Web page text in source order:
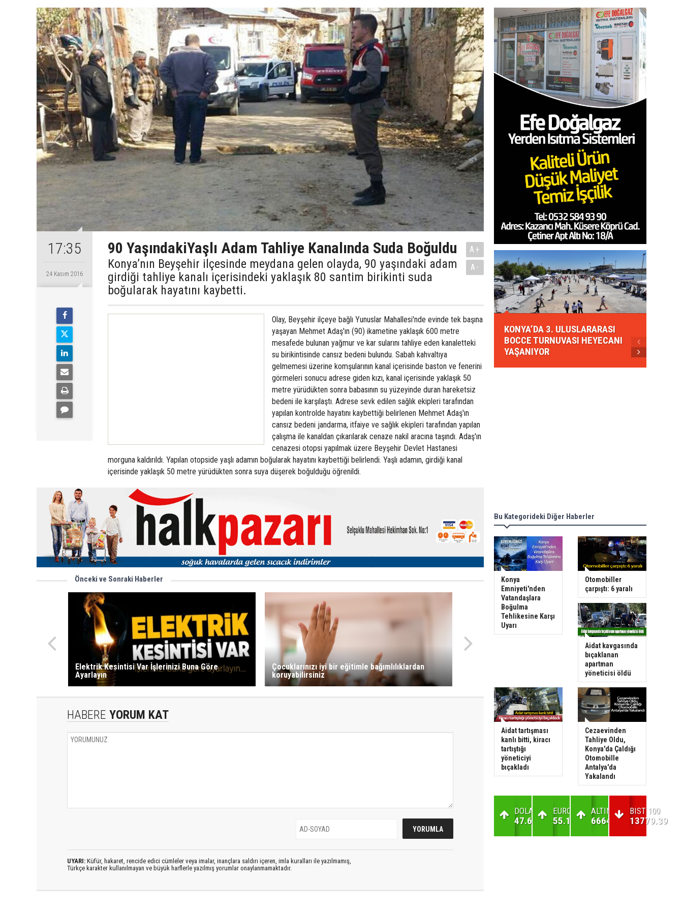
17:35
24 Kasım 2016
90 YaşındakiYaşlı Adam Tahliye Kanalında Suda Boğuldu
Konya’nın Beyşehir ilçesinde meydana gelen olayda, 90 yaşındaki adam
girdiği tahliye kanalı içerisindeki yaklaşık 80 santim birikinti suda
boğularak hayatını kaybetti.
A+
A-
Olay, Beyşehir ilçeye bağlı Yunuslar Mahallesi'nde evinde tek başına
yaşayan Mehmet Adaş'ın (90) ikametine yaklaşık 600 metre
mesafede bulunan yağmur ve kar sularını tahliye eden kanaletteki
su birikintisinde cansız bedeni bulundu. Sabah kahvaltıya
gelmemesi üzerine komşularının kanal içerisinde baston ve fenerini
görmeleri sonucu adrese giden kızı, kanal içerisinde yaklaşık 50
metre yürüdükten sonra babasının su yüzeyinde duran hareketsiz
bedeni ile karşılaştı. Adrese sevk edilen sağlık ekipleri tarafından
yapılan kontrolde hayatını kaybettiği belirlenen Mehmet Adaş'ın
cansız bedeni jandarma, itfaiye ve sağlık ekipleri tarafından yapılan
çalışma ile kanaldan çıkarılarak cenaze nakil aracına taşındı. Adaş'ın
cenazesi otopsi yapılmak üzere Beyşehir Devlet Hastanesi
morguna kaldırıldı. Yapılan otopside yaşlı adamın boğularak hayatını kaybettiği belirlendi. Yaşlı adamın, girdiği kanal
içerisinde yaklaşık 50 metre yürüdükten sonra suya düşerek boğulduğu öğrenildi.
Önceki ve Sonraki Haberler
Elektrik Kesintisi Var İşlerinizi Buna Göre
Ayarlayın
Çocuklarınızı iyi bir eğitimle bağımlılıklardan
koruyabilirsiniz
HABERE YORUM KAT
UYARI: Küfür, hakaret, rencide edici cümleler veya imalar, inançlara saldırı içeren, imla kuralları ile yazılmamış,
Türkçe karakter kullanılmayan ve büyük harflerle yazılmış yorumlar onaylanmamaktadır.
KONYA’DA 3. ULUSLARARASI
BOCCE TURNUVASI HEYECANI
YAŞANIYOR
Bu Kategorideki Diğer Haberler
Konya
Emniyeti'nden
Vatandaşlara
Boğulma
Tehlikesine Karşı
Uyarı
Otomobiller
çarpıştı: 6 yaralı
Aidat kavgasında
bıçaklanan
apartman
yöneticisi öldü
Aidat tartışması
kanlı bitti, kiracı
tartıştığı
yöneticiyi
bıçakladı
Cezaevinden
Tahliye Oldu,
Konya'da Çaldığı
Otomobille
Antalya'da
Yakalandı
DOLAR
47.69
EURO
55.17
ALTIN
6664.27
BIST 100
13779.39